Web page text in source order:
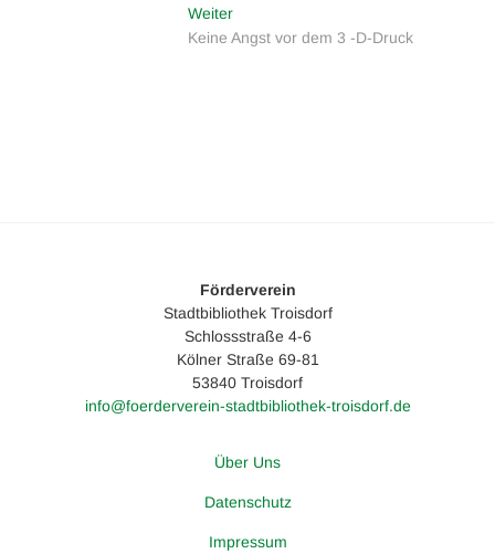
WeiterNächster
Beitrag:
Keine Angst vor dem 3 -D-Druck
Förderverein
Stadtbibliothek Troisdorf
Schlossstraße 4-6
Kölner Straße 69-81
53840 Troisdorf
info@foerderverein-stadtbibliothek-troisdorf.de
Über Uns
Datenschutz
Impressum